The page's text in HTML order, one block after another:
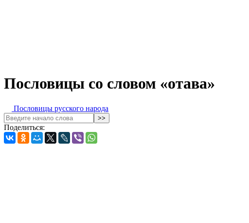
Пословицы со словом «отава»
Пословицы русского народа
Поделиться: